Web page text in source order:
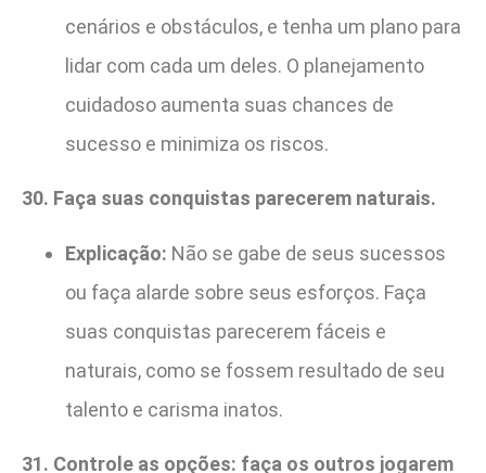
cenários e obstáculos, e tenha um plano para
lidar com cada um deles. O planejamento
cuidadoso aumenta suas chances de
sucesso e minimiza os riscos.
30. Faça suas conquistas parecerem naturais.
Explicação: Não se gabe de seus sucessos
ou faça alarde sobre seus esforços. Faça
suas conquistas parecerem fáceis e
naturais, como se fossem resultado de seu
talento e carisma inatos.
31. Controle as opções: faça os outros jogarem